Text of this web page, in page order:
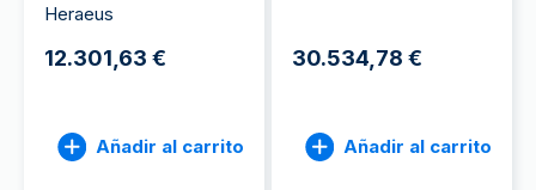
Heraeus
12.301,63 €
Añadir al carrito
30.534,78 €
Añadir al carrito